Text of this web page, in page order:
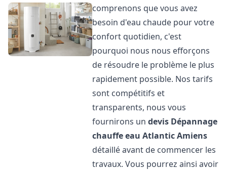
comprenons que vous avez
besoin d'eau chaude pour votre
confort quotidien, c'est
pourquoi nous nous efforçons
de résoudre le problème le plus
rapidement possible. Nos tarifs
sont compétitifs et
transparents, nous vous
fournirons undevis Dépannage
chauffe eau AtlanticAmiens
détaillé avant de commencer les
travaux. Vous pourrez ainsi avoir